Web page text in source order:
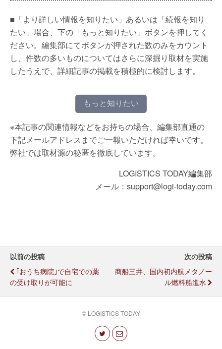
■「より詳しい情報を知りたい」あるいは「続報を知り
たい」場合、下の「もっと知りたい」ボタンを押してく
ださい。編集部にてボタンが押された数のみをカウント
し、件数の多いものについてはさらに深掘り取材を実施
したうえで、詳細記事の掲載を積極的に検討します。
もっと知りたい
※本記事の関連情報などをお持ちの場合、編集部直通の
下記メールアドレスまでご一報いただければ幸いです。
弊社では取材源の秘匿を徹底しています。
LOGISTICS TODAY編集部
メール：support@logi-today.com
以前の投稿
｢おうち病院｣で自宅での薬
の受け取りが可能に
次の投稿
商船三井、国内初内航メタノー
ル燃料船進水
© LOGISTICS TODAY